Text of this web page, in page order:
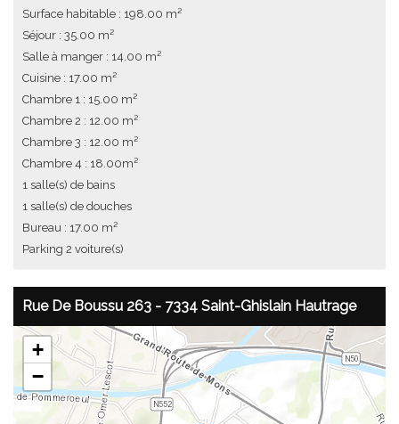
Surface habitable : 198.00 m²
Séjour : 35.00 m²
Salle à manger : 14.00 m²
Cuisine : 17.00 m²
Chambre 1 : 15.00 m²
Chambre 2 : 12.00 m²
Chambre 3 : 12.00 m²
Chambre 4 : 18.00m²
1 salle(s) de bains
1 salle(s) de douches
Bureau : 17.00 m²
Parking 2 voiture(s)
Rue De Boussu 263 - 7334 Saint-Ghislain Hautrage
+
−